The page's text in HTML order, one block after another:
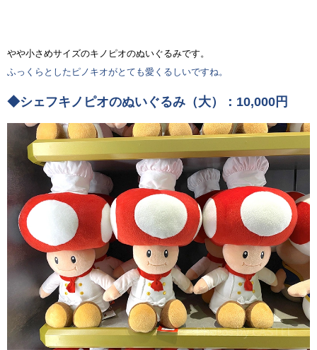
やや小さめサイズのキノピオのぬいぐるみです。
ふっくらとしたピノキオがとても愛くるしいですね。
◆シェフキノピオのぬいぐるみ（大）：10,000円